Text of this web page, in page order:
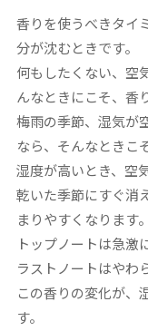
香りを使うべきタイ
分が沈むときです。
何もしたくない、空
んなときにこそ、香
梅雨の季節、湿気が
なら、そんなときこ
湿度が高いとき、空
乾いた季節にすぐ消
まりやすくなります。
トップノートは急激
ラストノートはやわ
この香りの変化が、
す。